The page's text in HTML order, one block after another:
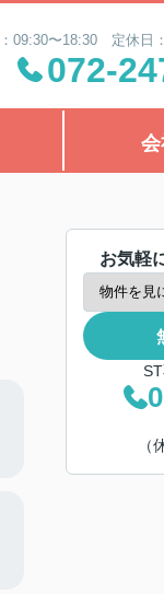
09:30〜18:30 定休日
072-
お気軽
（